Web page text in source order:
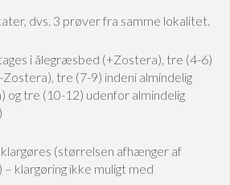
dvs. 3 prøver fra samme lokalitet.
i ålegræsbed (+Zostera), tre (4-6)
tre (7-9) indeni almindelig
og tre (10-12) udenfor almindelig
(størrelsen afhænger af
klargøring ikke muligt med